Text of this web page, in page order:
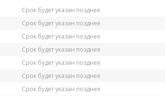
Срок будет указан позднее
Срок будет указан позднее
Срок будет указан позднее
Срок будет указан позднее
Срок будет указан позднее
Срок будет указан позднее
Срок будет указан позднее